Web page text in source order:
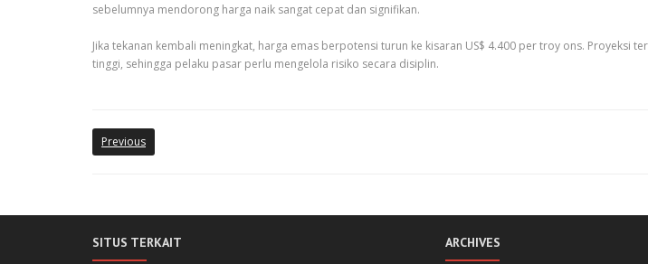
sebelumnya mendorong harga naik sangat cepat dan signifikan.
Jika tekanan kembali meningkat, harga emas berpotensi turun ke kisaran US$ 4.400 per troy ons.
tinggi, sehingga pelaku pasar perlu mengelola risiko secara disiplin.
Previous
SITUS TERKAIT ARCHIVES